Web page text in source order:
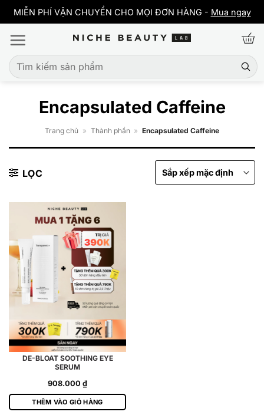
qua
nội
MIỄN PHÍ VẬN CHUYỂN CHO MỌI ĐƠN HÀNG - Mua ngay
Tìm
kiếm:
Encapsulated Caffeine
Trang chủ » Thành phần » Encapsulated Caffeine
DE-BLOAT SOOTHING EYE
SERUM
908.000 ₫
THÊM VÀO GIỎ HÀNG
LỌC